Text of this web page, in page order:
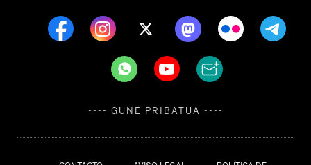
---- GUNE PRIBATUA ----